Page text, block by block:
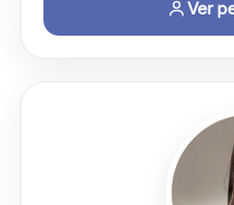
Ver